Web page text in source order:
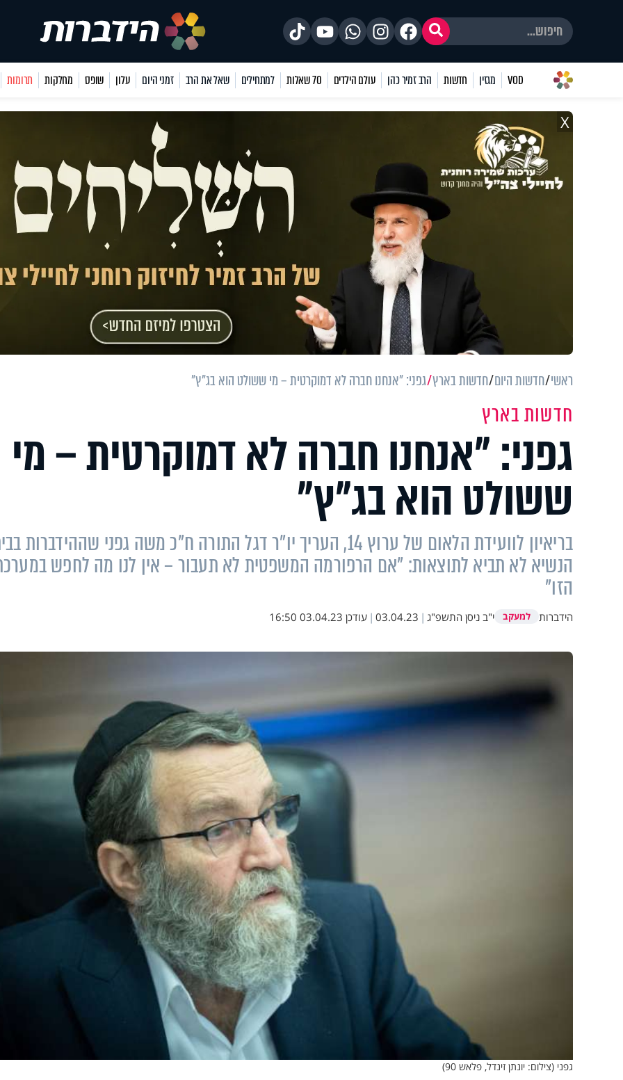
VOD מגזין חדשות הרב זמיר כהן עולם הילדים 70 שאלות למתחילים שאל את הרב זמני היום עלון שופס מחלקות תרומות
X
ראשי חדשות היום חדשות בארץ גפני: "אנחנו חברה לא דמוקרטית – מי ששולט הוא בג"ץ"
חדשות בארץ
גפני: "אנחנו חברה לא דמוקרטית – מי
ששולט הוא בג"ץ"
בריאיון לוועידת הלאום של ערוץ 14, העריך יו"ר דגל התורה ח"כ משה גפני שההידברות
הנשיא לא תביא לתוצאות: "אם הרפורמה המשפטית לא תעבור – אין לנו מה לחפש
הזו"
הידברות למעקב י"ב ניסן התשפ"ג |
03.04.23
| עודכן 03.04.23 16:50
גפני (צילום: יונתן זינדל, פלאש 90)